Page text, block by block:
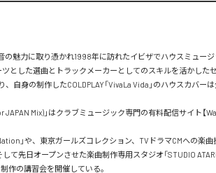
の魅力に取り憑かれ1998年に訪れたイビザでハウスミュー
ツとした選曲とトラックメーカーとしてのスキルを活かした
自身の制作したCOLDPLAY「VivaLa Vida」のハウスカバー
JAPAN Mix)」はクラブミュージック専門の有料配信サイト【
」や、東京ガールズコレクション、TVドラマCMへの楽曲
て先日オープンさせた楽曲制作専用スタジオ「STUDIO
作の講習会を開催している。